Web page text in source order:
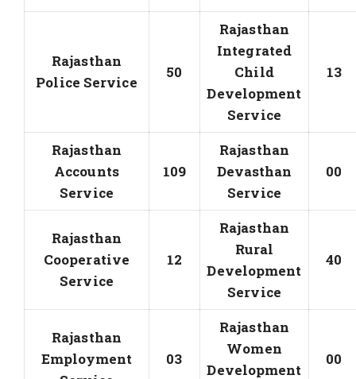
Rajasthan
Police Service
50
Rajasthan
Integrated
Child
Development
Service
13
Rajasthan
Accounts
Service
109
Rajasthan
Devasthan
Service
00
Rajasthan
Cooperative
Service
12
Rajasthan
Rural
Development
Service
40
Rajasthan
Employment
03
Rajasthan
Women
Development
00